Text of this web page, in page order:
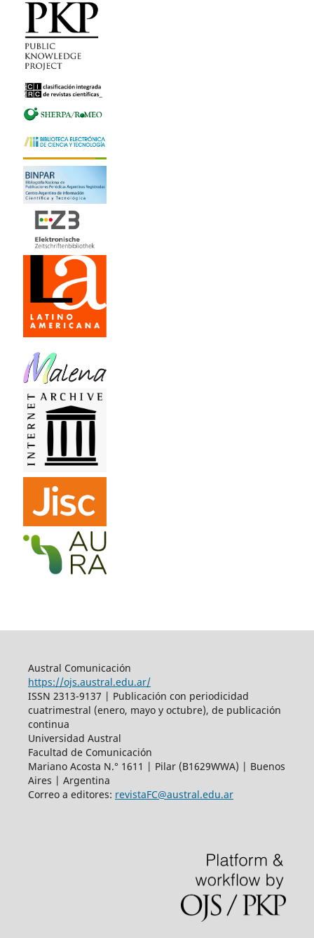
Austral Comunicación
https://ojs.austral.edu.ar/
ISSN 2313-9137 | Publicación con periodicidad
cuatrimestral (enero, mayo y octubre), de publicación
continua
Universidad Austral
Facultad de Comunicación
Mariano Acosta N.° 1611 | Pilar (B1629WWA) | Buenos
Aires | Argentina
Correo a editores: revistaFC@austral.edu.ar